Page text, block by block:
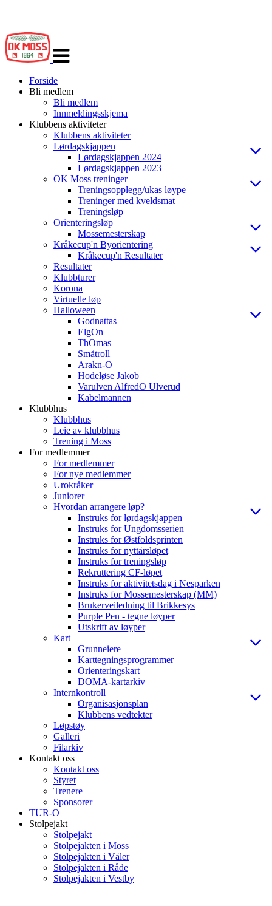
navigasjon
Forside
Bli medlem
Bli medlem
Innmeldingsskjema
Klubbens aktiviteter
Klubbens aktiviteter
Lørdagskjappen
Lørdagskjappen 2024
Lørdagskjappen 2023
OK Moss treninger
Treningsopplegg/ukas løype
Treninger med kveldsmat
Treningsløp
Orienteringsløp
Mossemesterskap
Kråkecup'n Byorientering
Kråkecup'n Resultater
Resultater
Klubbturer
Korona
Virtuelle løp
Halloween
Godnattas
ElgOn
ThOmas
Småtroll
Arakn-O
Hodeløse Jakob
Varulven AlfredO Ulverud
Kabelmannen
Klubbhus
Klubbhus
Leie av klubbhus
Trening i Moss
For medlemmer
For medlemmer
For nye medlemmer
Urokråker
Juniorer
Hvordan arrangere løp?
Instruks for lørdagskjappen
Instruks for Ungdomsserien
Instruks for Østfoldsprinten
Instruks for nyttårsløpet
Instruks for treningsløp
Rekruttering CF-løpet
Instruks for aktivitetsdag i Nesparken
Instruks for Mossemesterskap (MM)
Brukerveiledning til Brikkesys
Purple Pen - tegne løyper
Utskrift av løyper
Kart
Grunneiere
Karttegningsprogrammer
Orienteringskart
DOMA-kartarkiv
Internkontroll
Organisasjonsplan
Klubbens vedtekter
Løpstøy
Galleri
Filarkiv
Kontakt oss
Kontakt oss
Styret
Trenere
Sponsorer
TUR-O
Stolpejakt
Stolpejakt
Stolpejakten i Moss
Stolpejakten i Våler
Stolpejakten i Råde
Stolpejakten i Vestby